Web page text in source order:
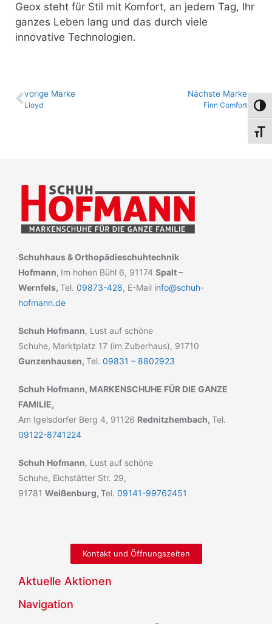
Geox steht für Stil mit Komfort, an jedem Tag, Ihr
ganzes Leben lang und das durch viele
innovative Technologien.
vo­ri­ge Marke
Lloyd
Nächste Marke
Finn Comfort
Schuhhaus & Orthopädieschuhtechnik
Hofmann, Im hohen Bühl 6, 91174 Spalt –
Wernfels, Tel. 09873-428, E-Mail info@schuh-
hofmann.de
Schuh Hofmann, Lust auf schöne
Schuhe, Marktplatz 17 (im Zuberhaus), 91710
Gunzenhausen, Tel. 09831 – 8802923
Schuh Hofmann, MARKENSCHUHE FÜR DIE GANZE
FAMILIE,
Am Igelsdorfer Berg 4, 91126 Rednitzhembach, Tel.
09122-8741224
Schuh Hofmann, Lust auf schöne
Schuhe, Eichstätter Str. 29,
91781 Weißenburg, Tel. 09141-99762451
Kontakt und Öffnungszeiten
Aktuelle Aktionen
Navigation